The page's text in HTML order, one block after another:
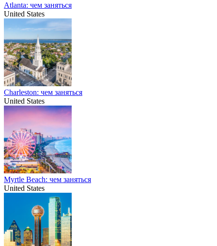
Atlanta: чем заняться
United States
Charleston: чем заняться
United States
Myrtle Beach: чем заняться
United States